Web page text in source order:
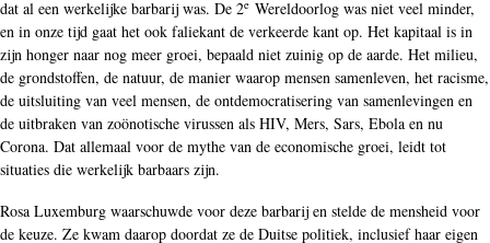
dat al een werkelijke barbarij was. De 2e Wereldoorlog was niet veel minder,
en in onze tijd gaat het ook faliekant de verkeerde kant op. Het kapitaal is in
zijn honger naar nog meer groei, bepaald niet zuinig op de aarde. Het milieu,
de grondstoffen, de natuur, de manier waarop mensen samenleven, het racisme,
de uitsluiting van veel mensen, de ontdemocratisering van samenlevingen en
de uitbraken van zoönotische virussen als HIV, Mers, Sars, Ebola en nu
Corona. Dat allemaal voor de mythe van de economische groei, leidt tot
situaties die werkelijk barbaars zijn.
Rosa Luxemburg waarschuwde voor deze barbarij en stelde de mensheid voor
de keuze. Ze kwam daarop doordat ze de Duitse politiek, inclusief haar eigen